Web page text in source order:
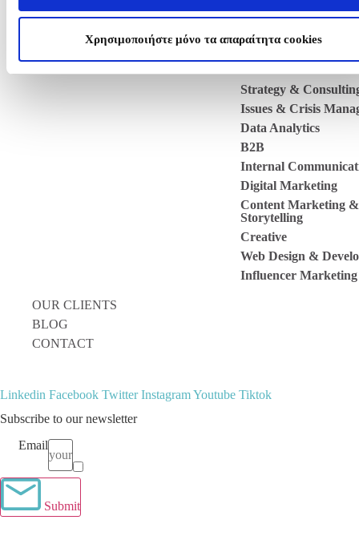
Χρησιμοποιήστε μόνο τα απαραίτητα cookies
Public Affairs
Strategy &
Issues & Crisis
Data Analytics
B2B
Internal
Digital Marketing
Content Marketing &
Storytelling
Creative
Web Design &
Influencer Marketing
OUR CLIENTS
BLOG
CONTACT
Linkedin Facebook Twitter InstagramYoutube Tiktok
Subscribe to our newsletter
Email
Submit